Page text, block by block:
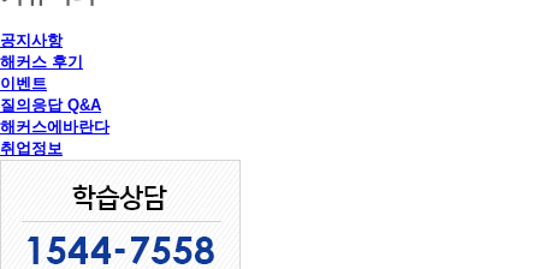
공지사항
해커스 후기
이벤트
질의응답 Q&A
해커스에바란다
취업정보